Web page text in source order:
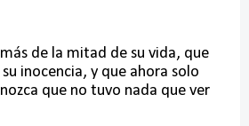
de la mitad de su vida, que
inocencia, y que ahora solo
que no tuvo nada que ver